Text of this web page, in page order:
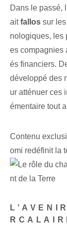
Dans le passé,
aitfallos sur
nologiques, les
es compagnies
és financiers.
développé des
ur atténuer ces
émentaire tout
Contenu
omi redéfinit la